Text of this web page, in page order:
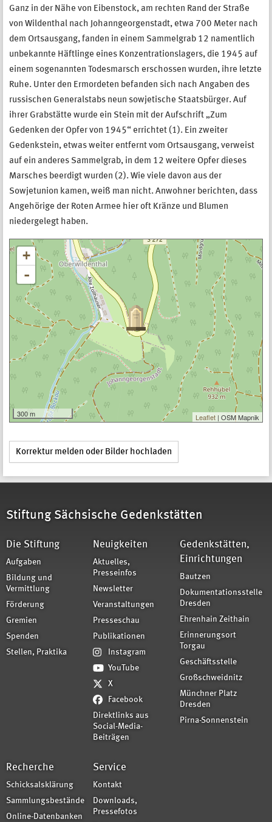
Ganz in der Nähe von Eibenstock, am rechten Rand der Straße
von Wildenthal nach Johanngeorgenstadt, etwa 700 Meter nach
dem Ortsausgang, fanden in einem Sammelgrab 12 namentlich
unbekannte Häftlinge eines Konzentrationslagers, die 1945 auf
einem sogenannten Todesmarsch erschossen wurden, ihre letzte
Ruhe. Unter den Ermordeten befanden sich nach Angaben des
russischen Generalstabs neun sowjetische Staatsbürger. Auf
ihrer Grabstätte wurde ein Stein mit der Aufschrift „Zum
Gedenken der Opfer von 1945“ errichtet (1). Ein zweiter
Gedenkstein, etwas weiter entfernt vom Ortsausgang, verweist
auf ein anderes Sammelgrab, in dem 12 weitere Opfer dieses
Marsches beerdigt wurden (2). Wie viele davon aus der
Sowjetunion kamen, weiß man nicht. Anwohner berichten, dass
Angehörige der Roten Armee hier oft Kränze und Blumen
niedergelegt haben.
+
-
300 m Leaflet | OSM Mapnik
Korrektur melden oder Bilder hochladen
Stiftung Sächsische Gedenkstätten
Die Stiftung
Aufgaben
Bildung und
Vermittlung
Förderung
Gremien
Spenden
Stellen, Praktika
Neuigkeiten
Aktuelles,
Presseinfos
Newsletter
Veranstaltungen
Presseschau
Publikationen
Instagram
YouTube
X
Facebook
Direktlinks aus
Social-Media-
Beiträgen
Gedenkstätten,
Einrichtungen
Bautzen
Dokumentationsstelle
Dresden
Ehrenhain Zeithain
Erinnerungsort
Torgau
Geschäftsstelle
Großschweidnitz
Münchner Platz
Dresden
Pirna-Sonnenstein
Recherche
Schicksalsklärung
Sammlungsbestände
Online-Datenbanken
Service
Kontakt
Downloads,
Pressefotos